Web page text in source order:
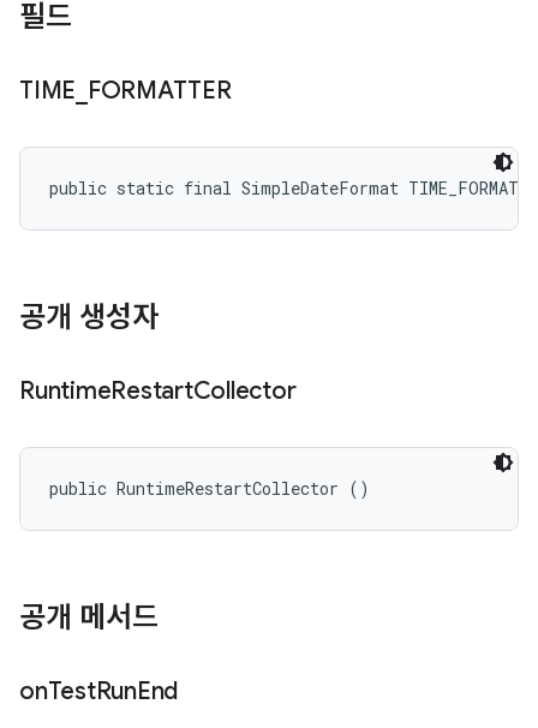
필드
TIME FORMATTER
public static final SimpleDateFormat
공개 생성자
RuntimeRestartCollector
public RuntimeRestartCollector ()
공개 메서드
onTestRunEnd